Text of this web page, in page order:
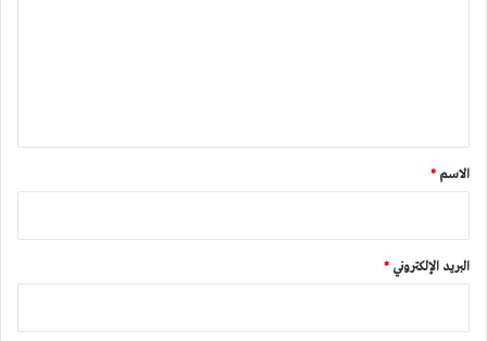
*
الاسم *
البريد الإلكتروني *